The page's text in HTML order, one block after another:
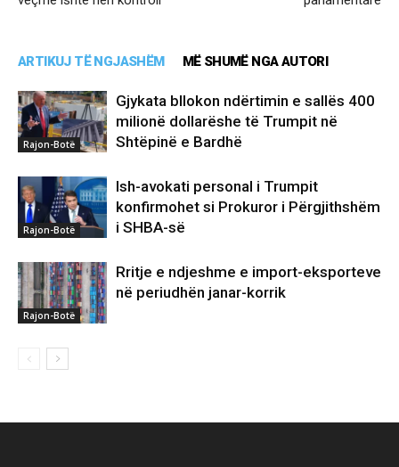
ARTIKUJ TË NGJASHËM MË SHUMË NGA AUTORI
Rajon-Botë
Gjykata bllokon ndërtimin e sallës 400
milionë dollarëshe të Trumpit në
Shtëpinë e Bardhë
Rajon-Botë
Ish-avokati personal i Trumpit
konfirmohet si Prokuror i Përgjithshëm
i SHBA-së
Rajon-Botë
Rritje e ndjeshme e import-eksporteve
në periudhën janar-korrik